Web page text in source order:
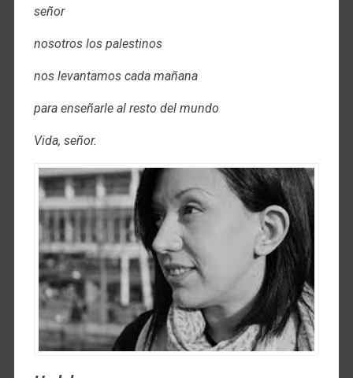
señor
nosotros los palestinos
nos levantamos cada mañana
para enseñarle al resto del mundo
Vida, señor.